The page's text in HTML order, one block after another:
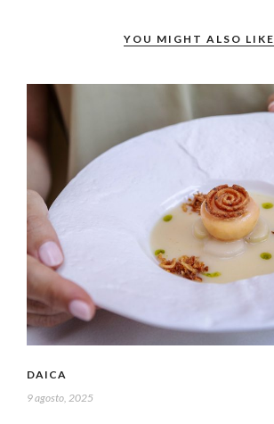
YOU MIGHT ALSO LIKE
DAICA
9 agosto, 2025